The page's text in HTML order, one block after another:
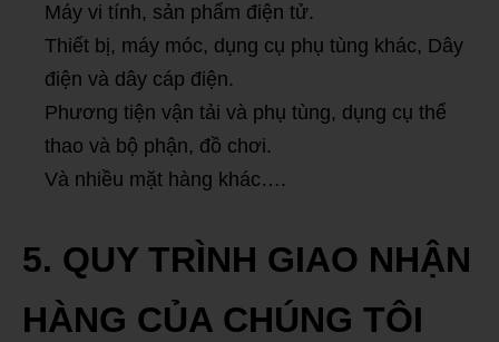
Máy vi tính, sản phẩm điện tử.
Thiết bị, máy móc, dụng cụ phụ tùng khác, Dây
điện và dây cáp điện.
Phương tiện vận tải và phụ tùng, dụng cụ thể
thao và bộ phận, đồ chơi.
Và nhiều mặt hàng khác….
5. QUY TRÌNH GIAO NHẬN
HÀNG CỦA CHÚNG TÔI